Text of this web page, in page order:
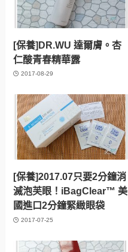
[保養]DR.WU 達爾膚。杏
仁酸青春精華露
2017-08-29
[保養]2017.07只要2分鐘消
滅泡芙眼！iBagClear™ 美
國進口2分鐘緊緻眼袋
2017-07-25